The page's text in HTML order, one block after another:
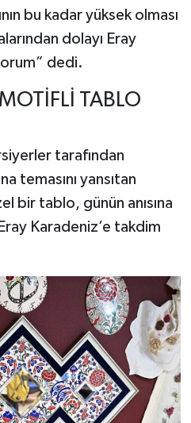
bu kadar yüksek olması
dolayı Eray
dedi.
TABLO
tarafından
temasını yansıtan
bir tablo, günün anısına
Karadeniz’e takdim